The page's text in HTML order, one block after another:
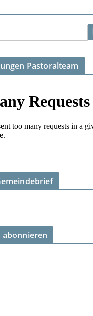
Pastoralteam